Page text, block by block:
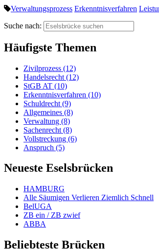
Verwaltungsprozess Erkenntnisverfahren
Suche nach:
Häufigste Themen
Zivilprozess (12)
Handelsrecht (12)
StGB AT (10)
Erkenntnisverfahren (10)
Schuldrecht (9)
Allgemeines (8)
Verwaltung (8)
Sachenrecht (8)
Vollstreckung (6)
Anspruch (5)
Neueste Eselsbrücken
HAMBURG
Alle Säumigen Verlieren Ziemlich Schnell
BelUGA
ZB ein / ZB zwief
ABBA
Beliebteste Brücken